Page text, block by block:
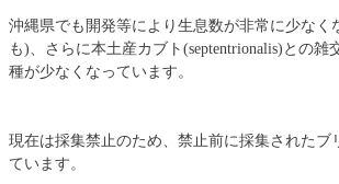
沖縄県でも開発等により生息数が非常に少なく
も)、さらに本土産カブト(septentrionalis)との雑
種が少なくなっています。
現在は採集禁止のため、禁止前に採集されたブ
ています。